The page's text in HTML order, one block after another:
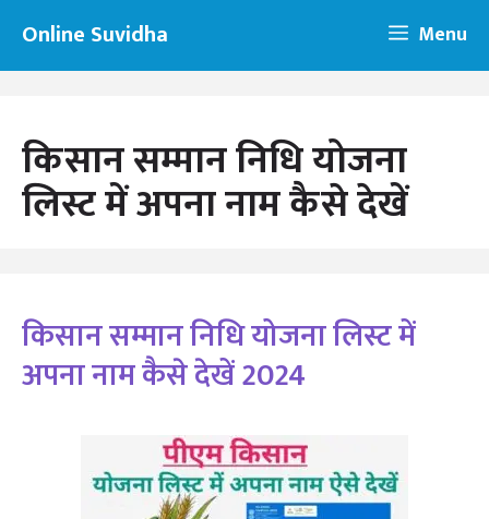
content
Online Suvidha Menu
किसान सम्मान निधि योजना
लिस्ट में अपना नाम कैसे देखें
किसान सम्मान निधि योजना लिस्ट में
अपना नाम कैसे देखें 2024